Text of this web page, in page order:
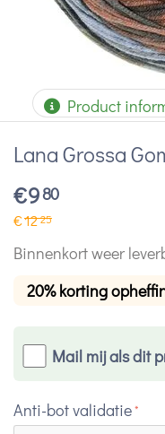
Product
Lana Grossa
€980
€1225
Binnenkort weer
20% korting
Mail mij als dit
Anti-bot validatie